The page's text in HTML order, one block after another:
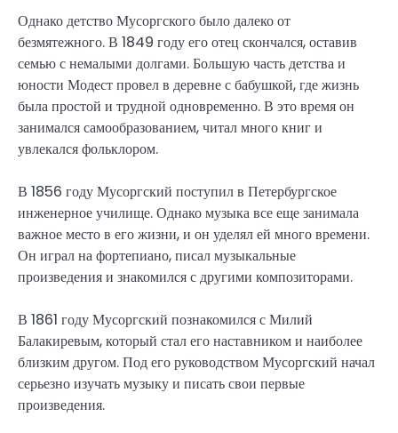
Однако детство Мусоргского было далеко от
безмятежного. В 1849 году его отец скончался, оставив
семью с немалыми долгами. Большую часть детства и
юности Модест провел в деревне с бабушкой, где жизнь
была простой и трудной одновременно. В это время он
занимался самообразованием, читал много книг и
увлекался фольклором.
В 1856 году Мусоргский поступил в Петербургское
инженерное училище. Однако музыка все еще занимала
важное место в его жизни, и он уделял ей много времени.
Он играл на фортепиано, писал музыкальные
произведения и знакомился с другими композиторами.
В 1861 году Мусоргский познакомился с Милий
Балакиревым, который стал его наставником и наиболее
близким другом. Под его руководством Мусоргский начал
серьезно изучать музыку и писать свои первые
произведения.